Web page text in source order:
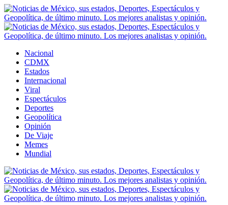
Nacional
CDMX
Estados
Internacional
Viral
Espectáculos
Deportes
Geopolítica
Opinión
De Viaje
Memes
Mundial